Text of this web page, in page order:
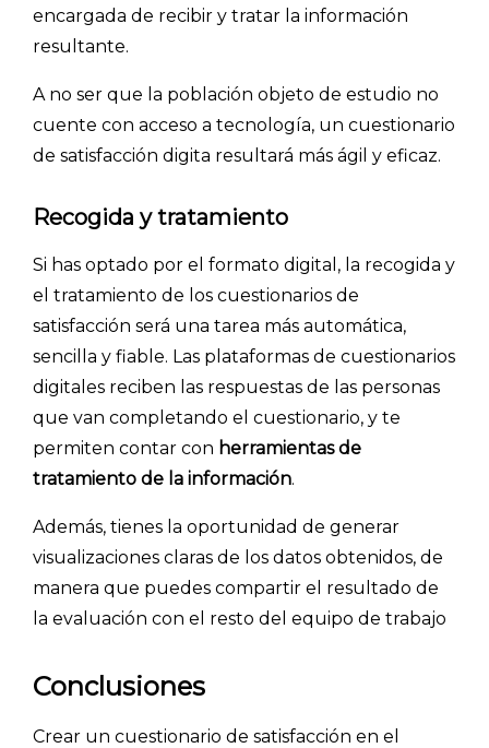
encargada de recibir y tratar la información
resultante.
A no ser que la población objeto de estudio no
cuente con acceso a tecnología, un cuestionario
de satisfacción digita resultará más ágil y eficaz.
Recogida y tratamiento
Si has optado por el formato digital, la recogida y
el tratamiento de los cuestionarios de
satisfacción será una tarea más automática,
sencilla y fiable. Las plataformas de cuestionarios
digitales reciben las respuestas de las personas
que van completando el cuestionario, y te
permiten contar con herramientas de
tratamiento de la información.
Además, tienes la oportunidad de generar
visualizaciones claras de los datos obtenidos, de
manera que puedes compartir el resultado de
la evaluación con el resto del equipo de trabajo
Conclusiones
Crear un cuestionario de satisfacción en el